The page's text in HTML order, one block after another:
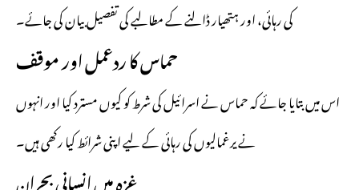
کی رہائی، اور ہتھیار ڈالنے کے مطالبے کی تفصیل بیان کی جائے۔
حماس کا ردعمل اور موقف
اس میں بتایا جائے کہ حماس نے اسرائیل کی شرط کو کیوں مسترد کیا اور انہوں
نے یرغمالیوں کی رہائی کے لیے اپنی شرائط کیا رکھی ہیں۔
غزہ میں انسانی بحران